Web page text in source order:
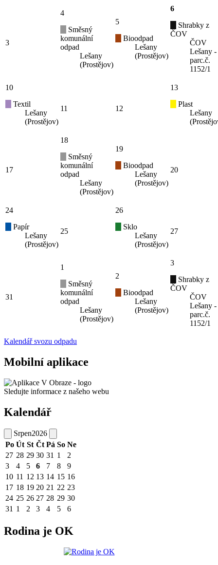
3
4
Směsný
komunální
odpad
Lešany
(Prostějov)
5
Bioodpad
Lešany
(Prostějov)
6
Shrabky z
ČOV
ČOV
Lešany -
parc.č.
1152/1
10
Textil
Lešany
(Prostějov)
11 12
13
Plast
Lešany
17
18
Směsný
komunální
odpad
Lešany
(Prostějov)
19
Bioodpad
Lešany
(Prostějov)
20
24
Papír
Lešany
(Prostějov)
25
26
Sklo
Lešany
(Prostějov)
27
31
1
Směsný
komunální
odpad
Lešany
(Prostějov)
2
Bioodpad
Lešany
(Prostějov)
3
Shrabky z
ČOV
ČOV
Lešany -
parc.č.
1152/1
Kalendář svozu odpadu
Mobilní aplikace
Sledujte informace z našeho webu
Kalendář
Srpen2026
Po Út St Čt Pá So Ne
27 28 29 30 31 1
2
3
4 5 6 7 8
9
10 11 12 13 14 15 16
17 18 19 20 21 22 23
24 25 26 27 28 29 30
31 1 2 3 4 5 6
Rodina je OK